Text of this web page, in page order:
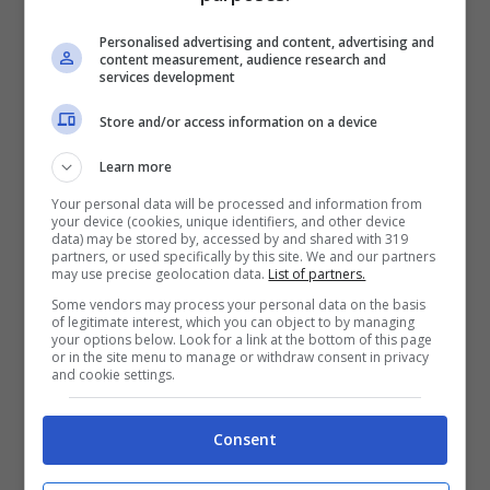
Filippi
Gemma rivelò poi di essere tornata a
ben presto e di averlo perso improvvisamente
di vista. “Il mio lavoro mi ha abituata a
frequentare i più grandi“, concluse poi la
donna. Quando i due si sposarono, andarono
infatti avivere a casa di lui, a Genova, ed era
la famiglia di Francesco aprovvedere al
mantenimento.
I motivi della separazione:
cos’ha ammesso
Personalised advertising and content, advertising and
content measurement, audience research and
services development
Store and/or access information on a device
Learn more
Your personal data will be processed and information from
your device (cookies, unique identifiers, and other device
data) may be stored by, accessed by and shared with 319
partners, or used specifically by this site. We and our partners
may use precise geolocation data. List of partners.
Some vendors may process your personal data on the basis
of legitimate interest, which you can object to by managing
your options below. Look for a link at the bottom of this page
or in the site menu to manage or withdraw consent in privacy
and cookie settings.
Consent